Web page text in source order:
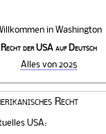
in Washington
Recht der USA auf Deutsch
Alles von 2025
Recht
USA: